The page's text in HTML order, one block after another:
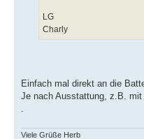
LG
Charly
Einfach mal direkt an die
Je nach Ausstattung, z.B.
.
Viele Grüße Herb